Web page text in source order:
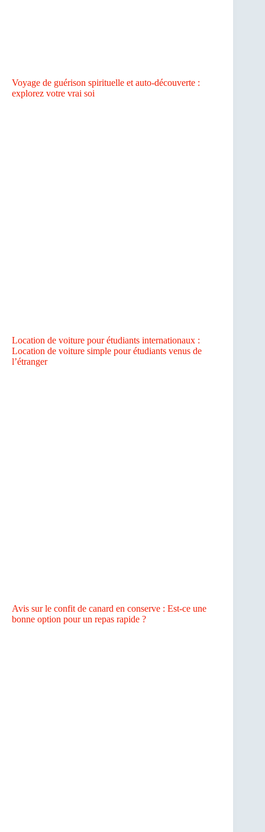
Voyage de guérison spirituelle et auto-découverte :
explorez votre vrai soi
Location de voiture pour étudiants internationaux :
Location de voiture simple pour étudiants venus de
l’étranger
Avis sur le confit de canard en conserve : Est-ce une
bonne option pour un repas rapide ?